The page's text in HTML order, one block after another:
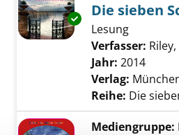
Exemplar-Details
Die sieben
Lesung
Verfasser:
Jahr: 2014
Verlag:
Reihe: Die
Mediengruppe: